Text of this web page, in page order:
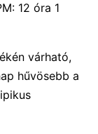
12 óra 1
várható,
hűvösebb a